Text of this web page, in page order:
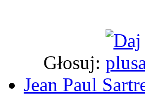
Głosuj:
Jean Paul